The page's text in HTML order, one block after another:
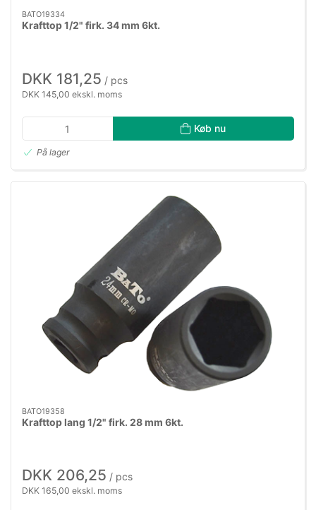
BATO19334
Krafttop 1/2" firk. 34 mm 6kt.
DKK 181,25 / pcs
DKK 145,00 ekskl. moms
Køb nu
På lager
BATO19358
Krafttop lang 1/2" firk. 28 mm 6kt.
DKK 206,25 / pcs
DKK 165,00 ekskl. moms